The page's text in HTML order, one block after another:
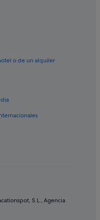
o de un alquiler
S.L., Agencia